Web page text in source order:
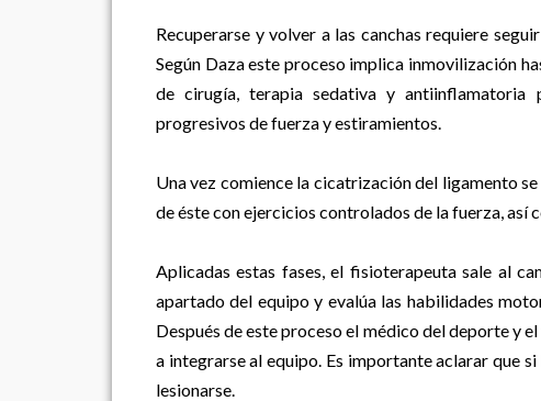
Recuperarse y volver a las canchas requiere
Según Daza este proceso implica inmovilización
de cirugía, terapia sedativa y antiinflamatoria
progresivos de fuerza y estiramientos.
Una vez comience la cicatrización del ligamento
de éste con ejercicios controlados de la fuerza,
Aplicadas estas fases, el fisioterapeuta sale al
apartado del equipo y evalúa las habilidades
Después de este proceso el médico del deporte y
a integrarse al equipo. Es importante aclarar que
lesionarse.